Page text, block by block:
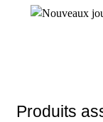
Produits